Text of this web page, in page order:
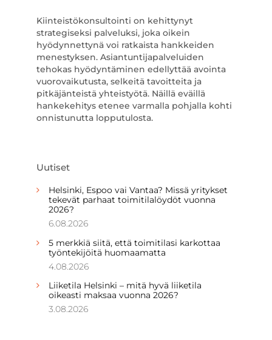
Kiinteistökonsultointi on kehittynyt
strategiseksi palveluksi, joka oikein
hyödynnettynä voi ratkaista hankkeiden
menestyksen. Asiantuntijapalveluiden
tehokas hyödyntäminen edellyttää avointa
vuorovaikutusta, selkeitä tavoitteita ja
pitkäjänteistä yhteistyötä. Näillä eväillä
hankekehitys etenee varmalla pohjalla kohti
onnistunutta lopputulosta.
Uutiset
Helsinki, Espoo vai Vantaa? Missä yritykset
tekevät parhaat toimitilalöydöt vuonna
2026?
6.08.2026
5 merkkiä siitä, että toimitilasi karkottaa
työntekijöitä huomaamatta
4.08.2026
Liiketila Helsinki – mitä hyvä liiketila
oikeasti maksaa vuonna 2026?
3.08.2026